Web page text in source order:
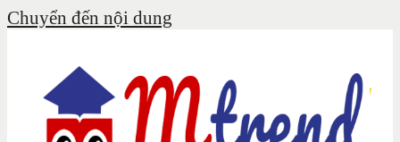
Chuyển đến nội dung